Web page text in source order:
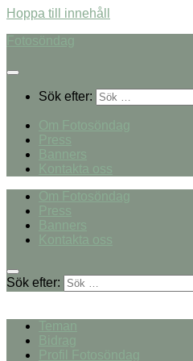
Hoppa till innehåll
Fotosöndag
Sök efter:
Om Fotosöndag
Press
Banners
Kontakta oss
Om Fotosöndag
Press
Banners
Kontakta oss
Sök efter:
Teman
Bidrag
Profil Fotosöndag